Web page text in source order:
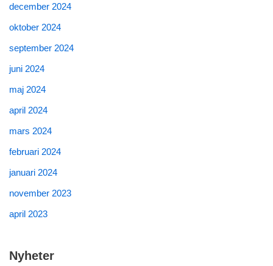
december 2024
oktober 2024
september 2024
juni 2024
maj 2024
april 2024
mars 2024
februari 2024
januari 2024
november 2023
april 2023
Nyheter